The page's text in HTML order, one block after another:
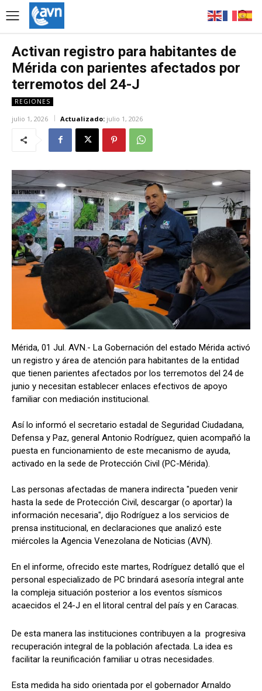
Activan registro para habitantes de
Mérida con parientes afectados por
terremotos del 24-J
REGIONES
julio 1, 2026 Actualizado: julio 1, 2026
Mérida, 01 Jul. AVN.- La Gobernación del estado Mérida activó
un registro y área de atención para habitantes de la entidad
que tienen parientes afectados por los terremotos del 24 de
junio y necesitan establecer enlaces efectivos de apoyo
familiar con mediación institucional.
Así lo informó el secretario estadal de Seguridad Ciudadana,
Defensa y Paz, general Antonio Rodríguez, quien acompañó la
puesta en funcionamiento de este mecanismo de ayuda,
activado en la sede de Protección Civil (PC-Mérida).
Las personas afectadas de manera indirecta "pueden venir
hasta la sede de Protección Civil, descargar (o aportar) la
información necesaria", dijo Rodríguez a los servicios de
prensa institucional, en declaraciones que analizó este
miércoles la Agencia Venezolana de Noticias (AVN).
En el informe, ofrecido este martes, Rodríguez detalló que el
personal especializado de PC brindará asesoría integral ante
la compleja situación posterior a los eventos sísmicos
acaecidos el 24-J en el litoral central del país y en Caracas.
De esta manera las instituciones contribuyen a la progresiva
recuperación integral de la población afectada. La idea es
facilitar la reunificación familiar u otras necesidades.
Esta medida ha sido orientada por el gobernador Arnaldo